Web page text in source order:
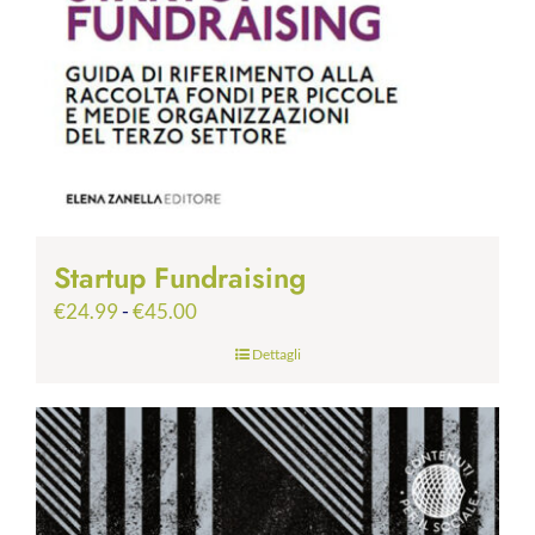
Startup Fundraising
€24.99-€45.00Fascia
€24.99
€45.00
Dettagli